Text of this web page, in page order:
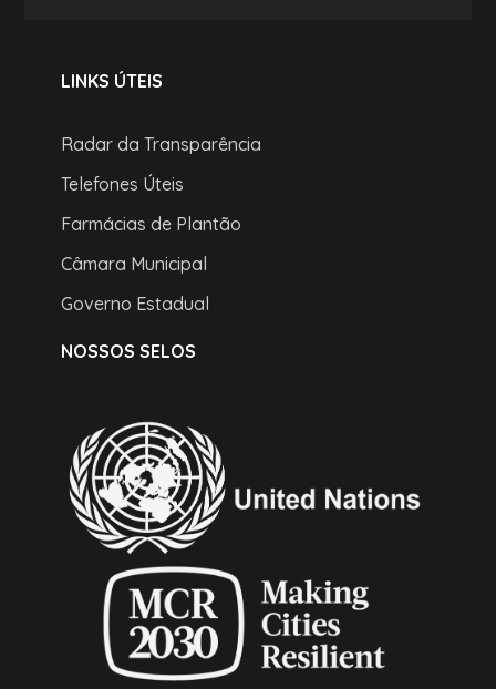
LINKS ÚTEIS
Radar da Transparência
Telefones Úteis
Farmácias de Plantão
Câmara Municipal
Governo Estadual
NOSSOS SELOS